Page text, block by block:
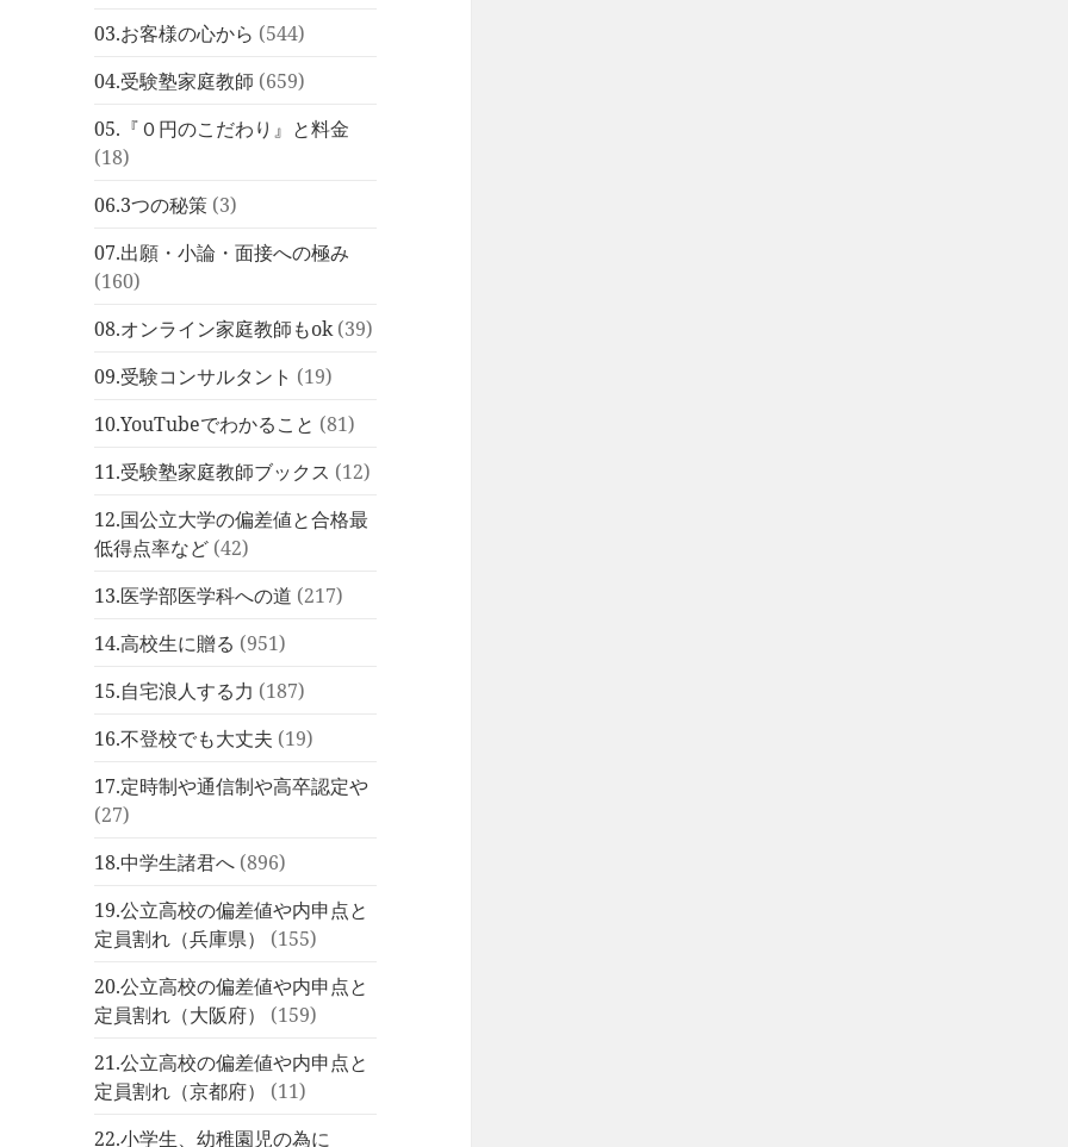
03.お客様の心から (544)
04.受験塾家庭教師 (659)
05.『０円のこだわり』と料金
(18)
06.3つの秘策 (3)
07.出願・小論・面接への極み
(160)
08.オンライン家庭教師もok(39)
09.受験コンサルタント (19)
10.YouTubeでわかること (81)
11.受験塾家庭教師ブックス (12)
12.国公立大学の偏差値と合格最
低得点率など (42)
13.医学部医学科への道 (217)
14.高校生に贈る (951)
15.自宅浪人する力 (187)
16.不登校でも大丈夫 (19)
17.定時制や通信制や高卒認定や
(27)
18.中学生諸君へ (896)
19.公立高校の偏差値や内申点と
定員割れ（兵庫県）
(155)
20.公立高校の偏差値や内申点と
定員割れ（大阪府）
(159)
21.公立高校の偏差値や内申点と
定員割れ（京都府）
(11)
22.小学生、幼稚園児の為に